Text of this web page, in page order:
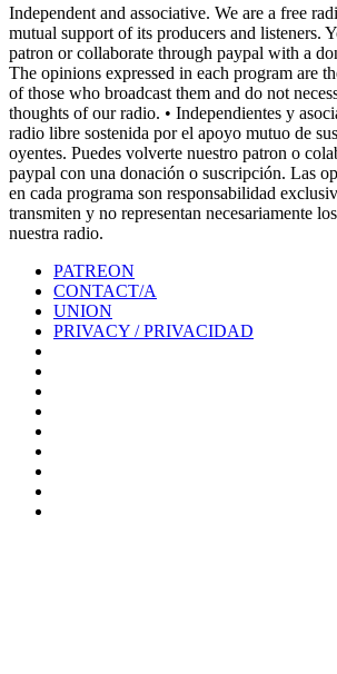
Independent and associative. We are a free
mutual support of its producers and listeners.
patron or collaborate through paypal with a
The opinions expressed in each program are
of those who broadcast them and do not
thoughts of our radio. • Independientes y
radio libre sostenida por el apoyo mutuo de
oyentes. Puedes volverte nuestro patron o
paypal con una donación o suscripción. Las
en cada programa son responsabilidad
transmiten y no representan necesariamente
nuestra radio.
PATREON
CONTACT/A
UNION
PRIVACY / PRIVACIDAD